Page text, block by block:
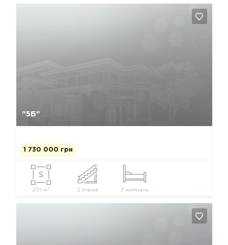
"5Б"
1 730 000 грн
201 м2 2 этажа 3 комнаты